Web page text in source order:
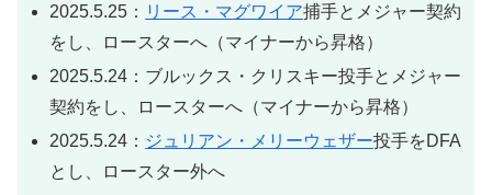
2025.5.25： リース・マグワイア捕手とメジャー契約
をし、ロースターへ（マイナーから昇格）
2025.5.24：ブルックス・クリスキー投手とメジャー
契約をし、ロースターへ（マイナーから昇格）
2025.5.24： ジュリアン・メリーウェザー投手をDFA
とし、ロースター外へ